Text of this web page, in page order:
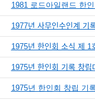
1981 로드아일랜드 한
1977년 사무인수인계
1975년 한인회 소식 제
1975년 한인회 기록
1975년 한인회 창립 기